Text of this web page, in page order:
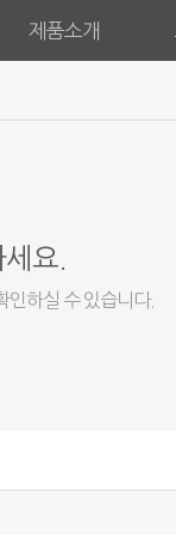
제품소개
요.
인하실 수 있습니다.